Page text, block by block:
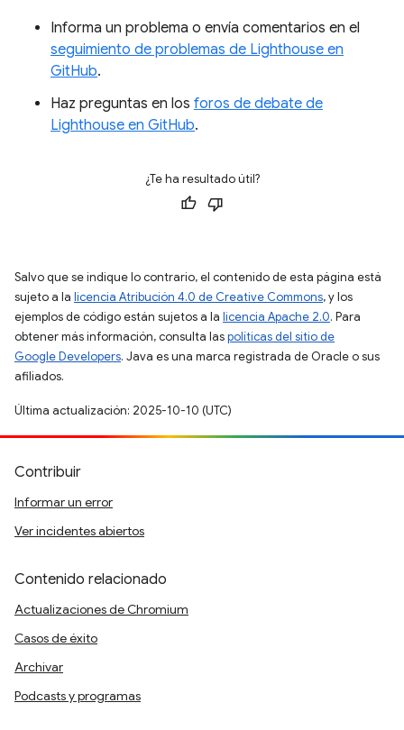
Informa un problema o envía comentarios en el
seguimiento de problemas de Lighthouse en
GitHub.
Haz preguntas en los foros de debate de
Lighthouse en GitHub.
¿Te ha resultado útil?
Salvo que se indique lo contrario, el contenido de esta página está
sujeto a la licencia Atribución 4.0 de Creative Commons, y los
ejemplos de código están sujetos a la licencia Apache 2.0. Para
obtener más información, consulta laspolíticas del sitio de
Google Developers. Java es una marca registrada de Oracle o sus
afiliados.
Última actualización: 2025-10-10 (UTC)
Contribuir
Informar un error
Ver incidentes abiertos
Contenido relacionado
Actualizaciones de Chromium
Casos de éxito
Archivar
Podcasts y programas